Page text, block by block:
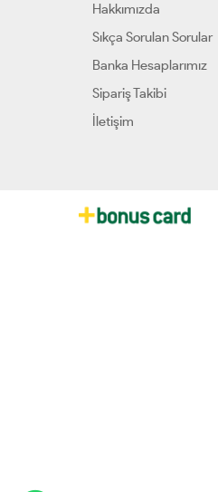
Hakkımızda
Sıkça Sorulan Sorular
Banka Hesaplarımız
Sipariş Takibi
İletişim